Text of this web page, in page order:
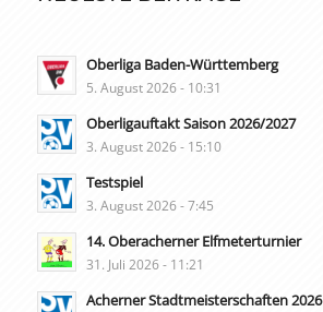
Oberliga Baden-Württemberg
5. August 2026 - 10:31
Oberligauftakt Saison 2026/2027
3. August 2026 - 15:10
Testspiel
3. August 2026 - 7:45
14. Oberacherner Elfmeterturnier
31. Juli 2026 - 11:21
Acherner Stadtmeisterschaften 2026